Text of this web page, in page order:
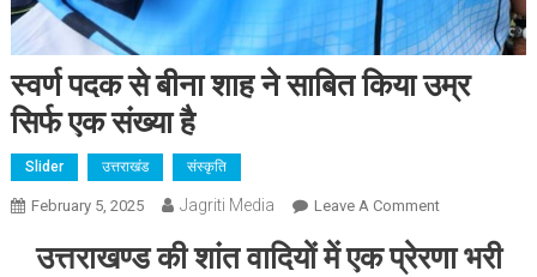
स्वर्ण पदक से बीना शाह ने साबित किया उम्र
सिर्फ एक संख्या है
Slider उत्तराखंड संस्कृति
February 5, 2025 Jagriti Media Leave A CommentOn
पदक
उत्तराखण्ड की शांत वादियों में एक प्रेरणा भरी